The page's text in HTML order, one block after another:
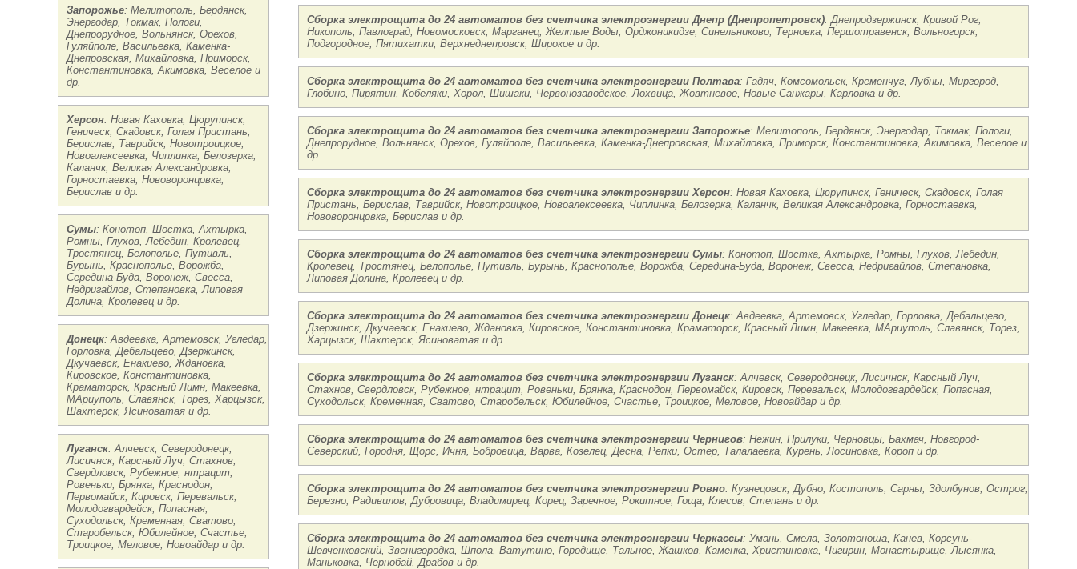
Запорожье: Мелитополь, Бердянск,
Энергодар, Токмак, Пологи,
Днепрорудное, Вольнянск, Орехов,
Гуляйполе, Васильевка, Каменка-
Днепровская, Михайловка, Приморск,
Константиновка, Акимовка, Веселое и
др.
Херсон: Новая Каховка, Цюрупинск,
Геническ, Скадовск, Голая Пристань,
Берислав, Таврийск, Новотроицкое,
Новоалексеевка, Чиплинка, Белозерка,
Каланчк, Великая Александровка,
Горностаевка, Нововоронцовка,
Берислав и др.
Сумы: Конотоп, Шостка, Ахтырка,
Ромны, Глухов, Лебедин, Кролевец,
Тростянец, Белополье, Путивль,
Бурынь, Краснополье, Ворожба,
Середина-Буда, Воронеж, Свесса,
Недригайлов, Степановка, Липовая
Долина, Кролевец и др.
Донецк: Авдеевка, Артемовск, Угледар,
Горловка, Дебальцево, Дзержинск,
Дкучаевск, Енакиево, Ждановка,
Кировское, Константиновка,
Краматорск, Красный Лимн, Макеевка,
МАриуполь, Славянск, Торез, Харцызск,
Шахтерск, Ясиноватая и др.
Луганск: Алчевск, Северодонецк,
Лисичнск, Карсный Луч, Стахнов,
Свердловск, Рубежное, нтрацит,
Ровеньки, Брянка, Краснодон,
Первомайск, Кировск, Перевальск,
Молодогвардейск, Попасная,
Суходольск, Кременная, Сватово,
Старобельск, Юбилейное, Счастье,
Троицкое, Меловое, Новоайдар и др.
Сборка электрощита до 24 автоматов без счетчика электроэнергии Днепр (Днепропетровск): Днепродзержинск, Кривой Рог,
Никополь, Павлоград, Новомосковск, Марганец, Желтые Воды, Орджоникидзе, Синельниково, Терновка, Першотравенск, Вольногорск,
Подгородное, Пятихатки, Верхнеднепровск, Широкое и др.
Сборка электрощита до 24 автоматов без счетчика электроэнергии Полтава: Гадяч, Комсомольск, Кременчуг, Лубны, Миргород,
Глобино, Пирятин, Кобеляки, Хорол, Шишаки, Червонозаводское, Лохвица, Жовтневое, Новые Санжары, Карловка и др.
Сборка электрощита до 24 автоматов без счетчика электроэнергии Запорожье: Мелитополь, Бердянск, Энергодар, Токмак, Пологи,
Днепрорудное, Вольнянск, Орехов, Гуляйполе, Васильевка, Каменка-Днепровская, Михайловка, Приморск, Константиновка, Акимовка, Веселое и
др.
Сборка электрощита до 24 автоматов без счетчика электроэнергии Херсон: Новая Каховка, Цюрупинск, Геническ, Скадовск, Голая
Пристань, Берислав, Таврийск, Новотроицкое, Новоалексеевка, Чиплинка, Белозерка, Каланчк, Великая Александровка, Горностаевка,
Нововоронцовка, Берислав и др.
Сборка электрощита до 24 автоматов без счетчика электроэнергии Сумы: Конотоп, Шостка, Ахтырка, Ромны, Глухов, Лебедин,
Кролевец, Тростянец, Белополье, Путивль, Бурынь, Краснополье, Ворожба, Середина-Буда, Воронеж, Свесса, Недригайлов, Степановка,
Липовая Долина, Кролевец и др.
Сборка электрощита до 24 автоматов без счетчика электроэнергии Донецк: Авдеевка, Артемовск, Угледар, Горловка, Дебальцево,
Дзержинск, Дкучаевск, Енакиево, Ждановка, Кировское, Константиновка, Краматорск, Красный Лимн, Макеевка, МАриуполь, Славянск, Торез,
Харцызск, Шахтерск, Ясиноватая и др.
Сборка электрощита до 24 автоматов без счетчика электроэнергии Луганск: Алчевск, Северодонецк, Лисичнск, Карсный Луч,
Стахнов, Свердловск, Рубежное, нтрацит, Ровеньки, Брянка, Краснодон, Первомайск, Кировск, Перевальск, Молодогвардейск, Попасная,
Суходольск, Кременная, Сватово, Старобельск, Юбилейное, Счастье, Троицкое, Меловое, Новоайдар и др.
Сборка электрощита до 24 автоматов без счетчика электроэнергии Чернигов: Нежин, Прилуки, Черновцы, Бахмач, Новгород-
Северский, Городня, Щорс, Ичня, Бобровица, Варва, Козелец, Десна, Репки, Остер, Талалаевка, Курень, Лосиновка, Короп и др.
Сборка электрощита до 24 автоматов без счетчика электроэнергии Ровно: Кузнецовск, Дубно, Костополь, Сарны, Здолбунов, Острог,
Березно, Радивилов, Дубровица, Владимирец, Корец, Заречное, Рокитное, Гоща, Клесов, Степань и др.
Сборка электрощита до 24 автоматов без счетчика электроэнергии Черкассы: Умань, Смела, Золотоноша, Канев, Корсунь-
Шевченковский, Звенигородка, Шпола, Ватутино, Городище, Тальное, Жашков, Каменка, Христиновка, Чигирин, Монастырище, Лысянка,
Маньковка, Чернобай, Драбов и др.